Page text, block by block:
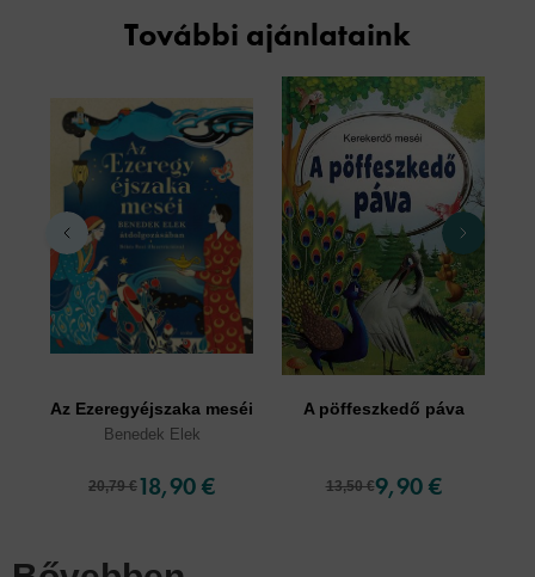
További ajánlataink
Az Ezeregyéjszaka meséi
Benedek Elek
20,79 €18,90 €
A pöffeszkedő páva
13,50 €9,90 €